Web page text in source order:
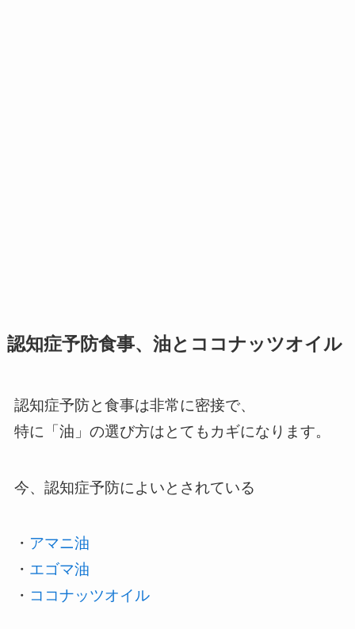
認知症予防食事、油とココナッツオイル
認知症予防と食事は非常に密接で、
特に「油」の選び方はとてもカギになります。
今、認知症予防によいとされている
・ アマニ油
・ エゴマ油
・ ココナッツオイル